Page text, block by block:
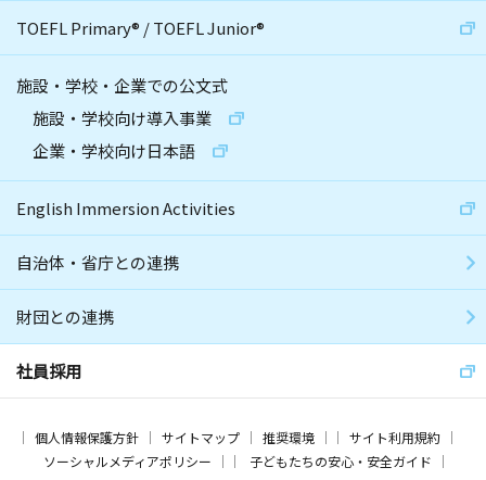
TOEFL Primary® /TOEFL Junior®
施設・学校・企業での公文式
施設・学校向け導入事業
企業・学校向け日本語
English Immersion Activities
自治体・省庁との連携
財団との連携
社員採用
個人情報保護方針 サイトマップ 推奨環境
サイト利用規約
ソーシャルメディアポリシー
子どもたちの安心・安全ガイド